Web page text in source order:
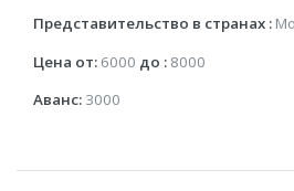
Представительство в странах :
Цена от: 6000 до : 8000
Аванс: 3000